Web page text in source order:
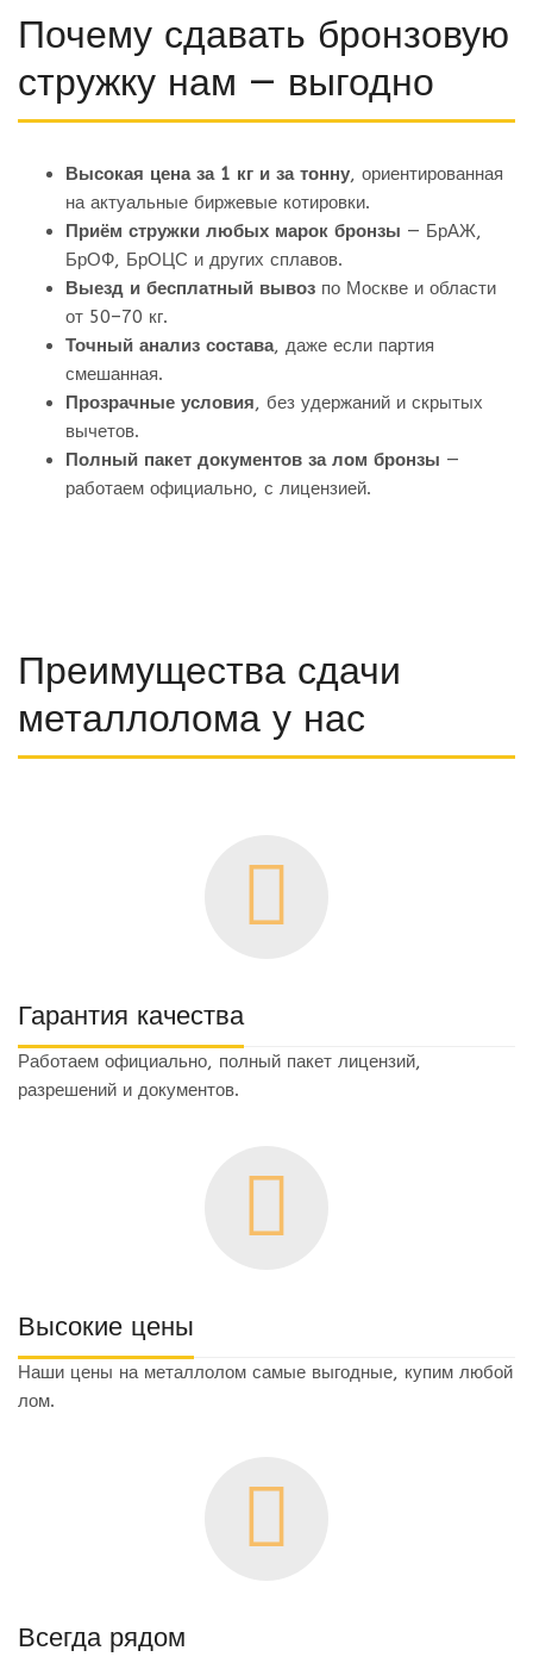
Почему сдавать бронзовую
стружку нам — выгодно
Высокая цена за 1 кг и за тонну, ориентированная
на актуальные биржевые котировки.
Приём стружки любых марок бронзы — БрАЖ,
БрОФ, БрОЦС и других сплавов.
Выезд и бесплатный вывоз по Москве и области
от 50–70 кг.
Точный анализ состава, даже если партия
смешанная.
Прозрачные условия, без удержаний и скрытых
вычетов.
Полный пакет документов за лом бронзы —
работаем официально, с лицензией.
Преимущества сдачи
металлолома у нас
Гарантия качества
Работаем официально, полный пакет лицензий,
разрешений и документов.
Высокие цены
Наши цены на металлолом самые выгодные, купим любой
лом.
Всегда рядом